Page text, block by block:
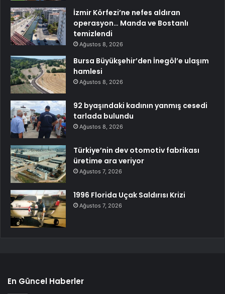
İzmir Körfezi’ne nefes aldıran
operasyon… Manda ve Bostanlı
temizlendi
Ağustos 8, 2026
Bursa Büyükşehir’den İnegöl’e ulaşım
hamlesi
Ağustos 8, 2026
92 byaşındaki kadının yanmış cesedi
tarlada bulundu
Ağustos 8, 2026
Türkiye’nin dev otomotiv fabrikası
üretime ara veriyor
Ağustos 7, 2026
1996 Florida Uçak Saldırısı Krizi
Ağustos 7, 2026
En Güncel Haberler